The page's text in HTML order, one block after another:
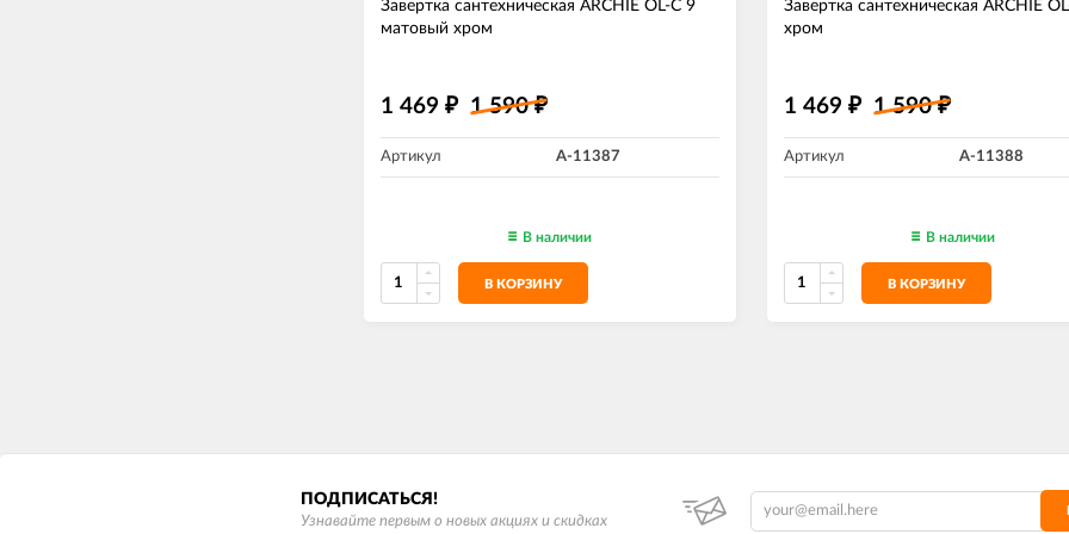
Завертка сантехническая ARCHIE OL-C 9
матовый хром
1 469 ₽ 1 590₽
Артикул A-11387
В наличии
В КОРЗИНУ
Завертка сантехническая ARCHIE
хром
1 469 ₽ 1 590₽
Артикул A-11388
В наличии
В КОРЗИНУ
ПОДПИСАТЬСЯ!
Узнавайте первым о новых акциях и скидках